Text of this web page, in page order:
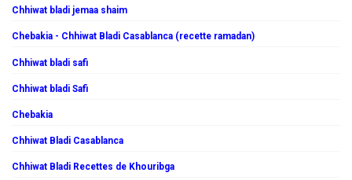
Chhiwat bladi jemaa shaim
Chebakia - Chhiwat Bladi Casablanca (recette ramadan)
Chhiwat bladi safi
Chhiwat bladi Safi
Chebakia
Chhiwat Bladi Casablanca
Chhiwat Bladi Recettes de Khouribga